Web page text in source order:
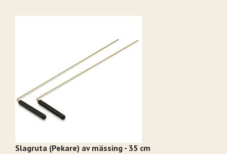
Slagruta (Pekare) av mässing - 35 cm